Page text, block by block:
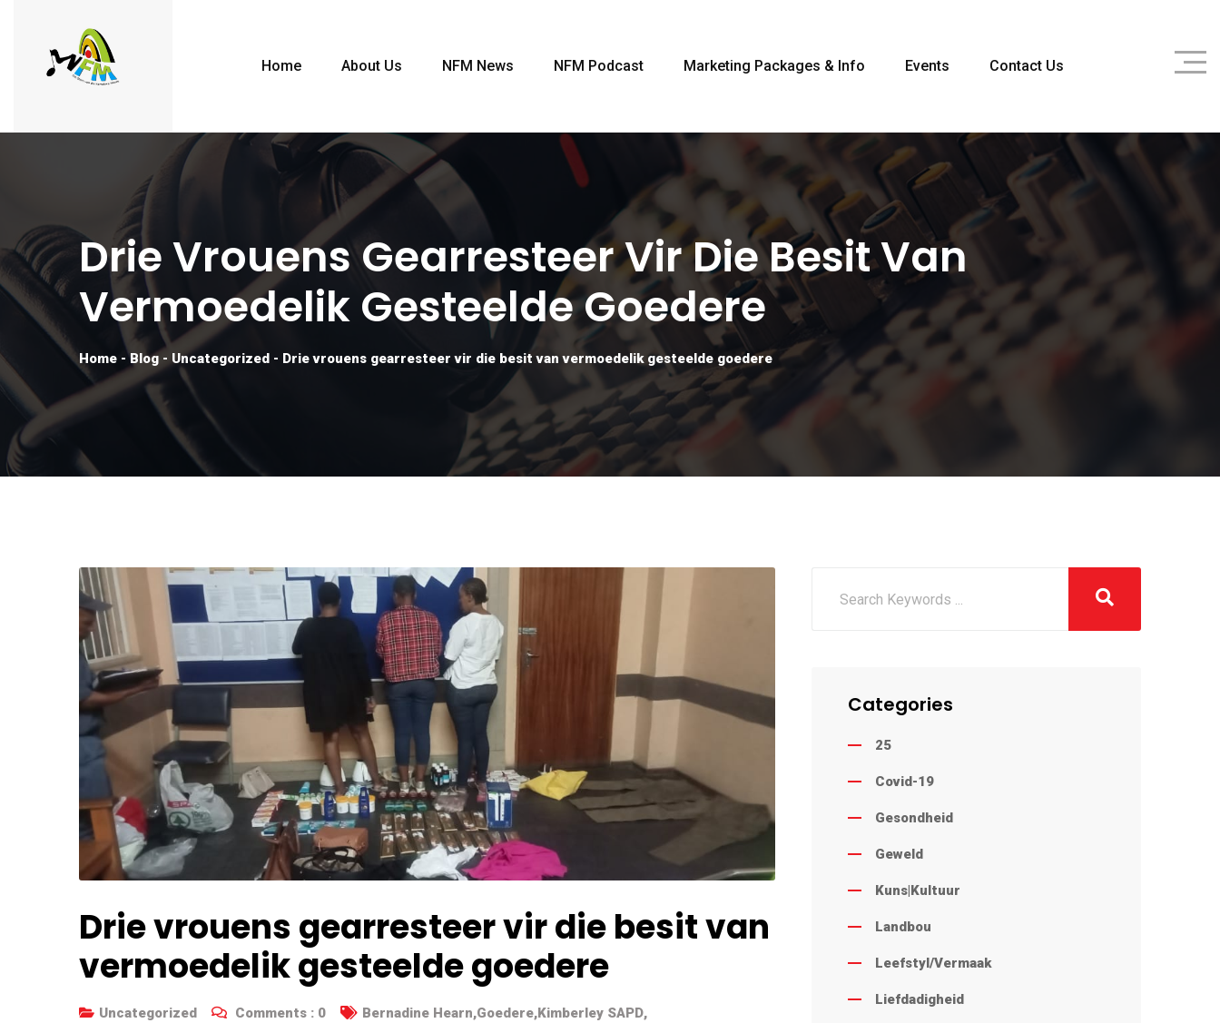
Home About Us NFM News NFM Podcast Marketing Packages & Info Events Contact Us
Drie Vrouens Gearresteer Vir Die Besit Van
Vermoedelik Gesteelde Goedere
Home -Blog - Uncategorized - Drie vrouens gearresteer vir die besit van vermoedelik gesteelde goedere
Drie vrouens gearresteer vir die besit van
vermoedelik gesteelde goedere
Uncategorized Comments : 0 Bernadine Hearn,Goedere,Kimberley SAPD,
Categories
25
Covid-19
Gesondheid
Geweld
Kuns|Kultuur
Landbou
Leefstyl/Vermaak
Liefdadigheid